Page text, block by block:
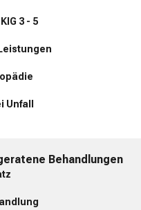
3 - 5
Unfall
Behandlungen